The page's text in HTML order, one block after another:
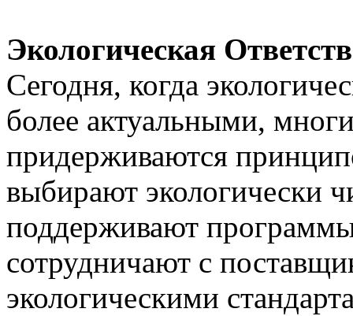
Экологическая
Сегодня, когда
более актуальными,
придерживаются
выбирают экологически
поддерживают
сотрудничают с
экологическими